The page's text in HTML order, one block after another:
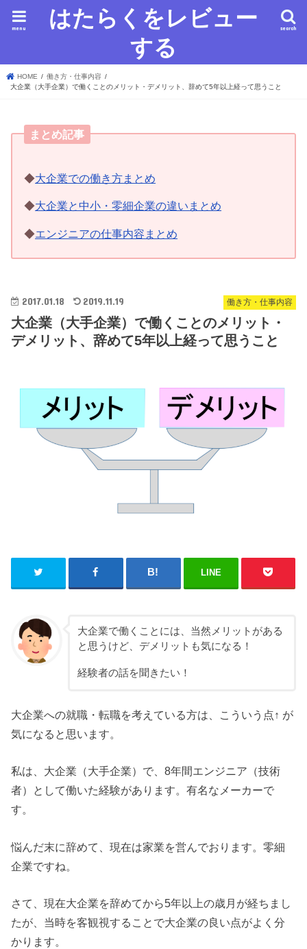
はたらくをレビュー
する
search
menu
HOME
働き方・仕事内容
大企業（大手企業）で働くことのメリット・デメリット、辞めて5年以上経って思うこと
まとめ記事
◆大企業での働き方まとめ
◆大企業と中小・零細企業の違いまとめ
◆エンジニアの仕事内容まとめ
働き方・仕事内容
2017.01.18 2019.11.19
大企業（大手企業）で働くことのメリット・
デメリット、辞めて5年以上経って思うこと
LINE
大企業で働くことには、当然メリットがある
と思うけど、デメリットも気になる！
経験者の話を聞きたい！
大企業への就職・転職を考えている方は、こういう点↑ が
気になると思います。
私は、大企業（大手企業）で、8年間エンジニア（技術
者）として働いた経験があります。有名なメーカーで
す。
悩んだ末に辞めて、現在は家業を営んでおります。零細
企業ですね。
さて、現在大企業を辞めてから5年以上の歳月が経ちまし
たが、当時を客観視することで大企業の良い点がよく分
かります。